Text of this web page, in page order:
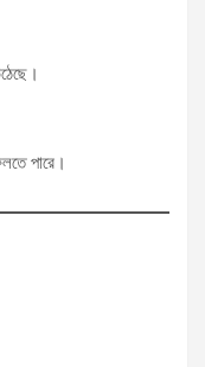
পারে।